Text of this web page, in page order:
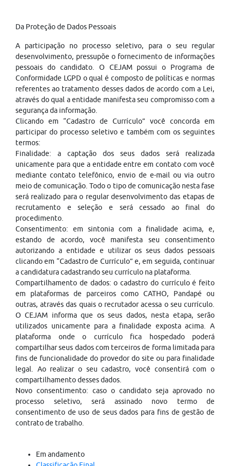
Da Proteção de Dados Pessoais
A participação no processo seletivo, para o seu regular
desenvolvimento, pressupõe o fornecimento de informações
pessoais do candidato. O CEJAM possui o Programa de
Conformidade LGPD o qual é composto de políticas e normas
referentes ao tratamento desses dados de acordo com a Lei,
através do qual a entidade manifesta seu compromisso com a
segurança da informação.
Clicando em “Cadastro de Currículo” você concorda em
participar do processo seletivo e também com os seguintes
termos:
Finalidade: a captação dos seus dados será realizada
unicamente para que a entidade entre em contato com você
mediante contato telefônico, envio de e-mail ou via outro
meio de comunicação. Todo o tipo de comunicação nesta fase
será realizado para o regular desenvolvimento das etapas de
recrutamento e seleção e será cessado ao final do
procedimento.
Consentimento: em sintonia com a finalidade acima, e,
estando de acordo, você manifesta seu consentimento
autorizando a entidade e utilizar os seus dados pessoais
clicando em “Cadastro de Currículo” e, em seguida, continuar
a candidatura cadastrando seu currículo na plataforma.
Compartilhamento de dados: o cadastro do currículo é feito
em plataformas de parceiros como CATHO, Pandapé ou
outras, através das quais o recrutador acessa o seu currículo.
O CEJAM informa que os seus dados, nesta etapa, serão
utilizados unicamente para a finalidade exposta acima. A
plataforma onde o currículo fica hospedado poderá
compartilhar seus dados com terceiros de forma limitada para
fins de funcionalidade do provedor do site ou para finalidade
legal. Ao realizar o seu cadastro, você consentirá com o
compartilhamento desses dados.
Novo consentimento: caso o candidato seja aprovado no
processo seletivo, será assinado novo termo de
consentimento de uso de seus dados para fins de gestão de
contrato de trabalho.
Em andamento